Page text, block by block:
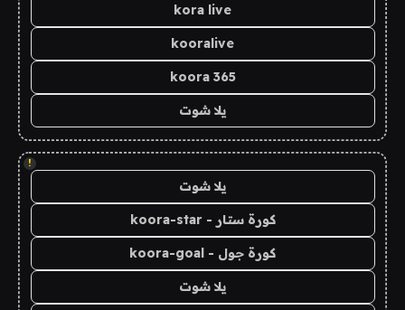
kora live
kooralive
koora 365
يلا شوت
!
يلا شوت
كورة ستار - koora-star
كورة جول - koora-goal
يلا شوت